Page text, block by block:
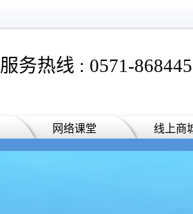
服务热线 : 0571-
网络课堂 线上商